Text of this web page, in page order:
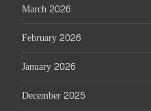
March 2026
February 2026
January 2026
December 2025